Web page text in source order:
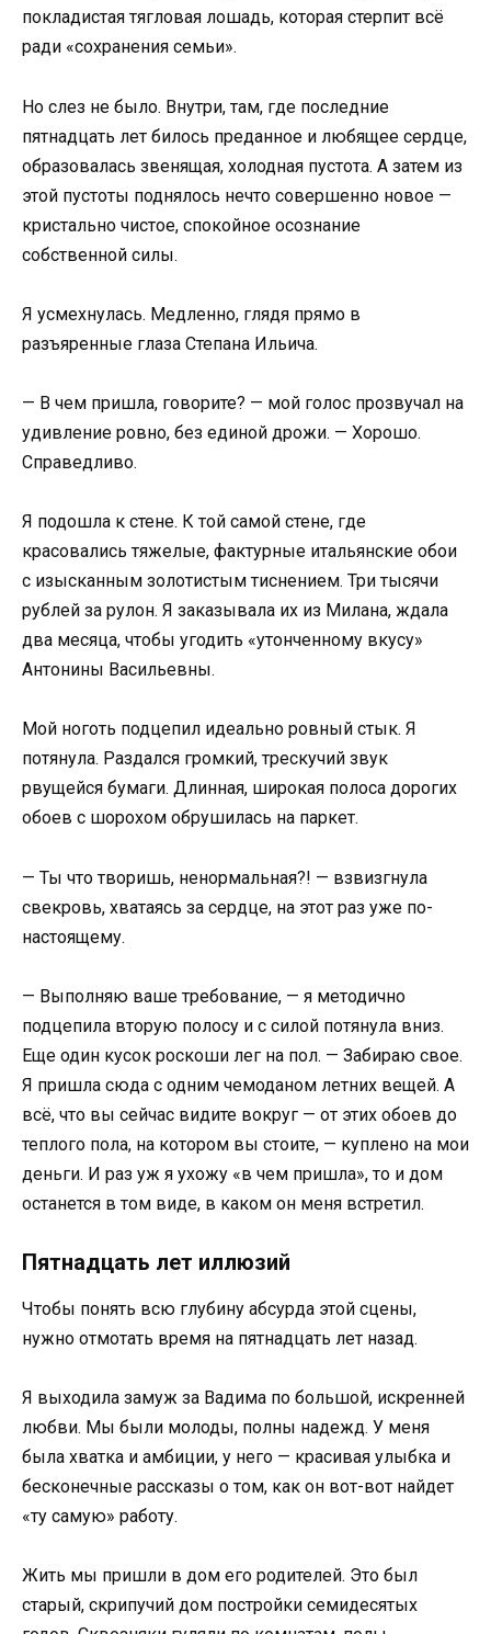
покладистая тягловая лошадь, которая стерпит всё
ради «сохранения семьи».
Но слез не было. Внутри, там, где последние
пятнадцать лет билось преданное и любящее сердце,
образовалась звенящая, холодная пустота. А затем из
этой пустоты поднялось нечто совершенно новое —
кристально чистое, спокойное осознание
собственной силы.
Я усмехнулась. Медленно, глядя прямо в
разъяренные глаза Степана Ильича.
— В чем пришла, говорите? — мой голос прозвучал на
удивление ровно, без единой дрожи. — Хорошо.
Справедливо.
Я подошла к стене. К той самой стене, где
красовались тяжелые, фактурные итальянские обои
с изысканным золотистым тиснением. Три тысячи
рублей за рулон. Я заказывала их из Милана, ждала
два месяца, чтобы угодить «утонченному вкусу»
Антонины Васильевны.
Мой ноготь подцепил идеально ровный стык. Я
потянула. Раздался громкий, трескучий звук
рвущейся бумаги. Длинная, широкая полоса дорогих
обоев с шорохом обрушилась на паркет.
— Ты что творишь, ненормальная?! — взвизгнула
свекровь, хватаясь за сердце, на этот раз уже по-
настоящему.
— Выполняю ваше требование, — я методично
подцепила вторую полосу и с силой потянула вниз.
Еще один кусок роскоши лег на пол. — Забираю свое.
Я пришла сюда с одним чемоданом летних вещей. А
всё, что вы сейчас видите вокруг — от этих обоев до
теплого пола, на котором вы стоите, — куплено на мои
деньги. И раз уж я ухожу «в чем пришла», то и дом
останется в том виде, в каком он меня встретил.
Пятнадцать лет иллюзий
Чтобы понять всю глубину абсурда этой сцены,
нужно отмотать время на пятнадцать лет назад.
Я выходила замуж за Вадима по большой, искренней
любви. Мы были молоды, полны надежд. У меня
была хватка и амбиции, у него — красивая улыбка и
бесконечные рассказы о том, как он вот-вот найдет
«ту самую» работу.
Жить мы пришли в дом его родителей. Это был
старый, скрипучий дом постройки семидесятых